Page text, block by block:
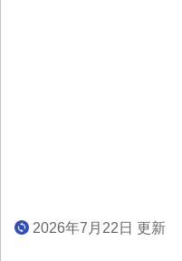
2026年7月22日 更新